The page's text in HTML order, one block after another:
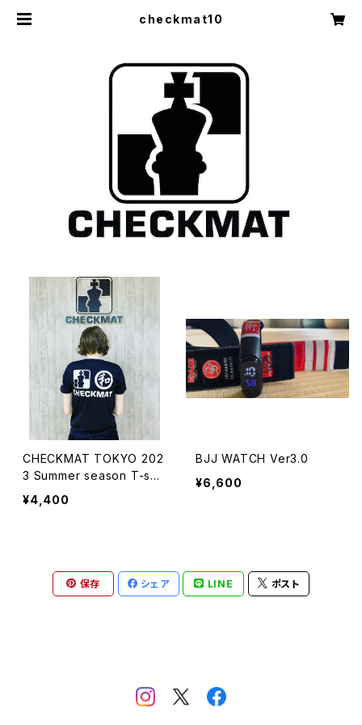
checkmat10
CHECKMAT TOKYO 202
3 Summer season T-shir
t
¥4,400
BJJ WATCH Ver3.0
¥6,600
保存 シェア LINE ポスト